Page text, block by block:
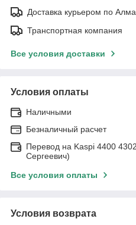
Доставка курьером по
Транспортная компания
Все условия доставки
Условия оплаты
Наличными
Безналичный расчет
Перевод на Kaspi 4400
Сергеевич)
Все условия оплаты
Условия возврата